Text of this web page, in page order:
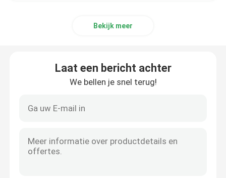
Bekijk meer
Laat een bericht achter
We bellen je snel terug!